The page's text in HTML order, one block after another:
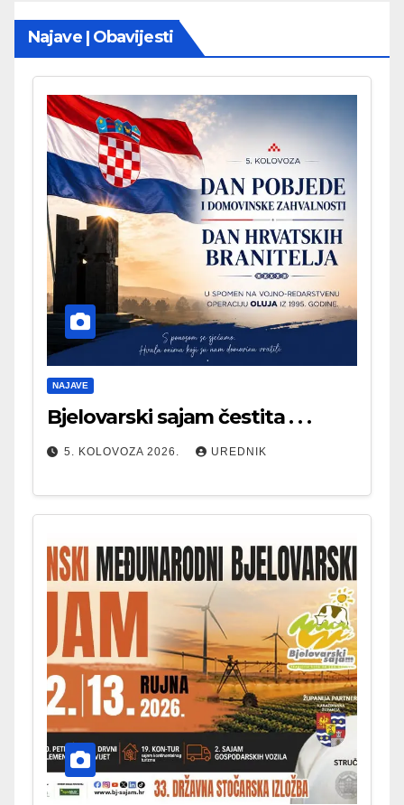
Najave | Obavijesti
NAJAVE
Bjelovarski sajam čestita . . .
5. KOLOVOZA 2026. UREDNIK